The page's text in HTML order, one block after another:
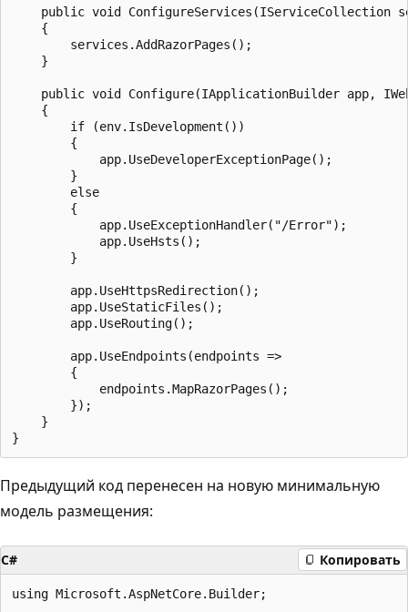
public void ConfigureServices(IServiceCollection
    {
        services.AddRazorPages();
    }
public void Configure(IApplicationBuilder app,
    {
        if (env.IsDevelopment())
        {
            app.UseDeveloperExceptionPage();
        }
        else
        {
            app.UseExceptionHandler("/Error");
            app.UseHsts();
        }
        app.UseHttpsRedirection();
        app.UseStaticFiles();
        app.UseRouting();
        app.UseEndpoints(endpoints =>
        {
            endpoints.MapRazorPages();
        });
    }
Предыдущий код перенесен на новую минимальную
модель размещения:
C# Копировать
using Microsoft.AspNetCore.Builder;